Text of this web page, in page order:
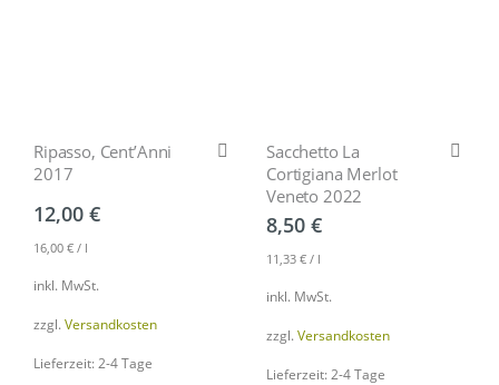
Ripasso, Cent’Anni
2017
12,00 €
16,00 € / l
inkl. MwSt.
zzgl. Versandkosten
Lieferzeit: 2-4 Tage
Sacchetto La
Cortigiana Merlot
Veneto 2022
8,50 €
11,33 € / l
inkl. MwSt.
zzgl. Versandkosten
Lieferzeit: 2-4 Tage